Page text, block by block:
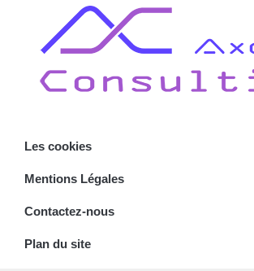
Les cookies
Mentions Légales
Contactez-nous
Plan du site